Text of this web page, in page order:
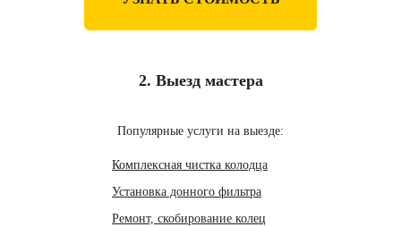
2. Выезд мастера
Популярные услуги на выезде:
Комплексная чистка колодца
Установка донного фильтра
Ремонт, скобирование колец